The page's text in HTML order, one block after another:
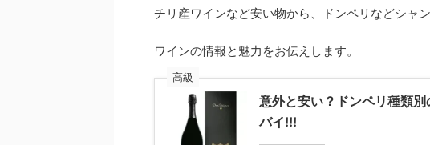
チリ産ワインなど安い物から、ドンペリなどシャ
ワインの情報と魅力をお伝えします。
高級
意外と安い？ドンペリ種類
バイ!!!